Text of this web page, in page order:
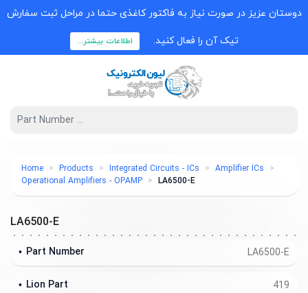
دوستان عزیز در صورت نیاز به فاکتور کاغذی حتما در مراحل ثبت سفارش
تیک آن را فعال کنید. اطلاعات بیشتر...
Home Products Integrated Circuits - ICs
Amplifier ICs
Operational Amplifiers - OPAMP
LA6500-E
LA6500-E
LA6500-E
Part Number
419
Lion Part